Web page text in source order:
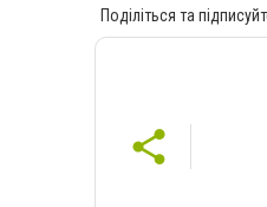
Поділіться та